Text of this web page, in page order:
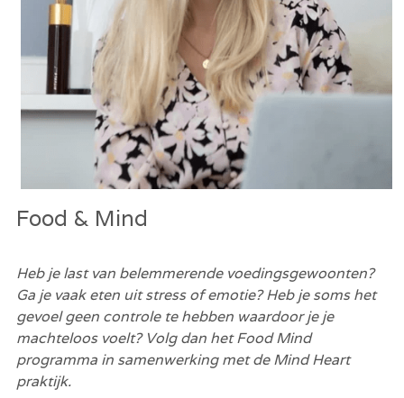
Food & Mind
Heb je last van belemmerende voedingsgewoonten?
Ga je vaak eten uit stress of emotie? Heb je soms het
gevoel geen controle te hebben waardoor je je
machteloos voelt? Volg dan het Food Mind
programma in samenwerking met de Mind Heart
praktijk.